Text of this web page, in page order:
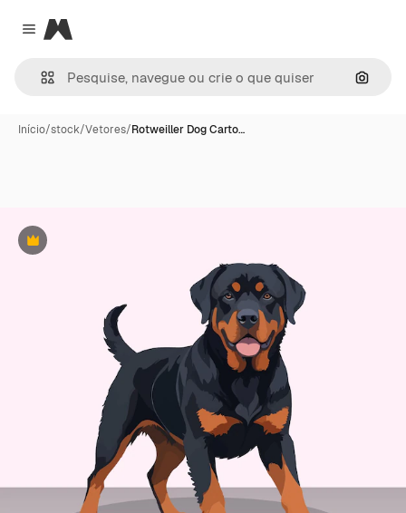
Close menu
Magnific
Início/stock/Vetores/Rotweiller Dog Carto…
Premium